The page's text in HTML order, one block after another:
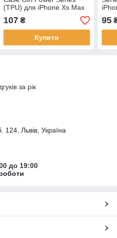
(TPU) для iPhone Xs Max
107₴
Купити
95
за рік
Львів, Україна
до 19:00